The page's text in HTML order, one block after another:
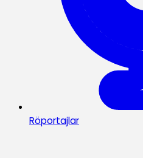
Röportajlar